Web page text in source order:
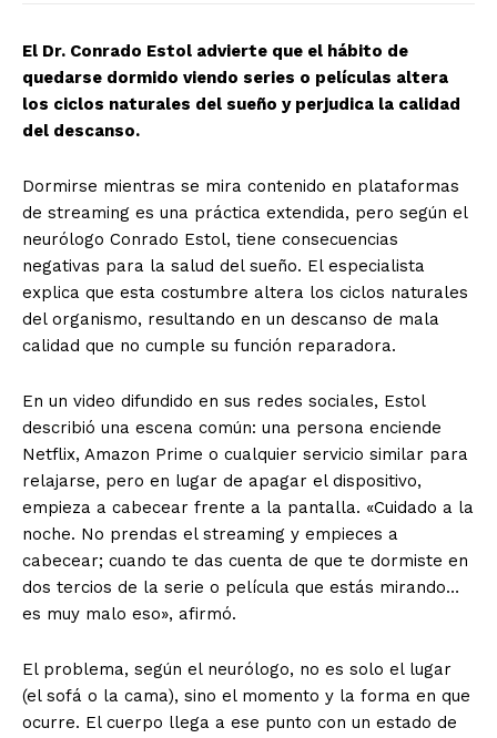
El Dr. Conrado Estol advierte que el hábito de
quedarse dormido viendo series o películas altera
los ciclos naturales del sueño y perjudica la calidad
del descanso.
Dormirse mientras se mira contenido en plataformas
de streaming es una práctica extendida, pero según el
neurólogo Conrado Estol, tiene consecuencias
negativas para la salud del sueño. El especialista
explica que esta costumbre altera los ciclos naturales
del organismo, resultando en un descanso de mala
calidad que no cumple su función reparadora.
En un video difundido en sus redes sociales, Estol
describió una escena común: una persona enciende
Netflix, Amazon Prime o cualquier servicio similar para
relajarse, pero en lugar de apagar el dispositivo,
empieza a cabecear frente a la pantalla. «Cuidado a la
noche. No prendas el streaming y empieces a
cabecear; cuando te das cuenta de que te dormiste en
dos tercios de la serie o película que estás mirando…
es muy malo eso», afirmó.
El problema, según el neurólogo, no es solo el lugar
(el sofá o la cama), sino el momento y la forma en que
ocurre. El cuerpo llega a ese punto con un estado de